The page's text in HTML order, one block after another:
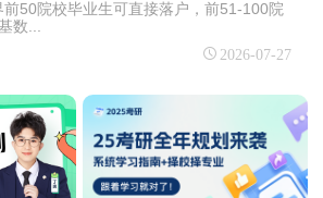
50院校毕业生可直接落户，前51-100院
数...
2026-07-27